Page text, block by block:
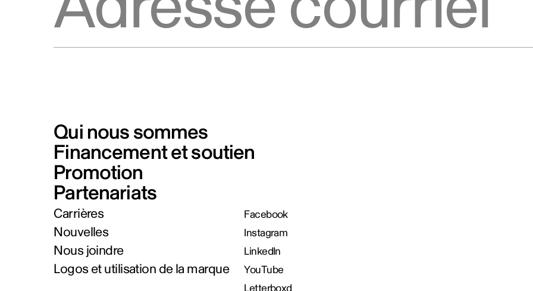
Qui nous sommes
Financement et soutien
Promotion
Partenariats
Carrières
Nouvelles
Nous joindre
Logos et utilisation de la marque
Facebook
Instagram
LinkedIn
YouTube
Letterboxd